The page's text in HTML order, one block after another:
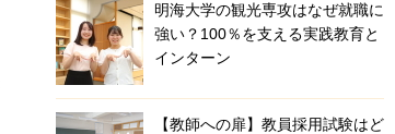
明海大学の観光専攻はなぜ就職に
強い？100％を支える実践教育と
インターン
【教師への扉】教員採用試験はど